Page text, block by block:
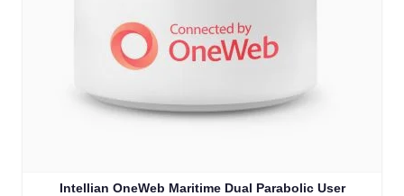
Intellian OneWeb Maritime Dual Parabolic User